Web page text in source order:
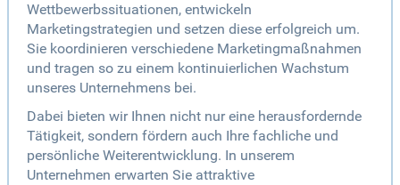
Wettbewerbssituationen, entwickeln
Marketingstrategien und setzen diese erfolgreich um.
Sie koordinieren verschiedene Marketingmaßnahmen
und tragen so zu einem kontinuierlichen Wachstum
unseres Unternehmens bei.
Dabei bieten wir Ihnen nicht nur eine herausfordernde
Tätigkeit, sondern fördern auch Ihre fachliche und
persönliche Weiterentwicklung. In unserem
Unternehmen erwarten Sie attraktive